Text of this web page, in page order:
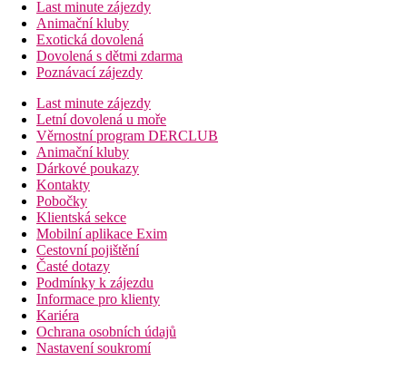
Last minute zájezdy
Animační kluby
Exotická dovolená
Dovolená s dětmi zdarma
Poznávací zájezdy
Last minute zájezdy
Letní dovolená u moře
Věrnostní program DERCLUB
Animační kluby
Dárkové poukazy
Kontakty
Pobočky
Klientská sekce
Mobilní aplikace Exim
Cestovní pojištění
Časté dotazy
Podmínky k zájezdu
Informace pro klienty
Kariéra
Ochrana osobních údajů
Nastavení soukromí